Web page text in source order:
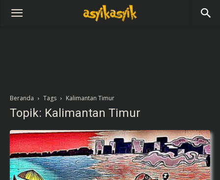
Beranda Tags Kalimantan Timur
Topik: Kalimantan Timur